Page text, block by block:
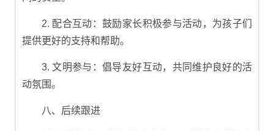
2. 配合互动：鼓励家长积极参与活动，为孩子们
提供更好的支持和帮助。
3. 文明参与：倡导友好互动，共同维护良好的活
动氛围。
八、后续跟进